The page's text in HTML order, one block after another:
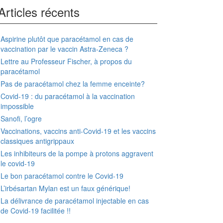
récents
Aspirine plutôt que paracétamol en cas de
vaccination par le vaccin Astra-Zeneca ?
Lettre au Professeur Fischer, à propos du
paracétamol
Pas de paracétamol chez la femme enceinte?
Covid-19 : du paracétamol à la vaccination
impossible
Sanofi, l’ogre
Vaccinations, vaccins anti-Covid-19 et les vaccins
classiques antigrippaux
Les inhibiteurs de la pompe à protons aggravent
le covid-19
Le bon paracétamol contre le Covid-19
L’irbésartan Mylan est un faux générique!
La délivrance de paracétamol injectable en cas
de Covid-19 facilitée !!